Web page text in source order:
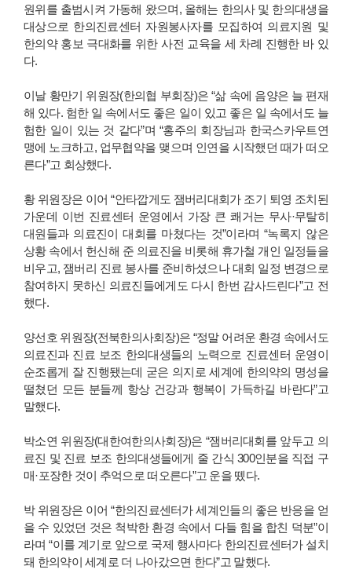
원위를 출범시켜 가동해 왔으며, 올해는 한의사 및 한의대생을
대상으로 한의진료센터 자원봉사자를 모집하여 의료지원 및
한의약 홍보 극대화를 위한 사전 교육을 세 차례 진행한 바 있
다.
이날 황만기 위원장(한의협 부회장)은 “삶 속에 음양은 늘 편재
해 있다. 험한 일 속에서도 좋은 일이 있고 좋은 일 속에서도 늘
험한 일이 있는 것 같다”며 “홍주의 회장님과 한국스카우트연
맹에 노크하고, 업무협약을 맺으며 인연을 시작했던 때가 떠오
른다”고 회상했다.
황 위원장은 이어 “안타깝게도 잼버리대회가 조기 퇴영 조치된
가운데 이번 진료센터 운영에서 가장 큰 쾌거는 무사·무탈히
대원들과 의료진이 대회를 마쳤다는 것”이라며 “녹록지 않은
상황 속에서 헌신해 준 의료진을 비롯해 휴가철 개인 일정들을
비우고, 잼버리 진료 봉사를 준비하셨으나 대회 일정 변경으로
참여하지 못하신 의료진들에게도 다시 한번 감사드린다”고 전
했다.
양선호 위원장(전북한의사회장)은 “정말 어려운 환경 속에서도
의료진과 진료 보조 한의대생들의 노력으로 진료센터 운영이
순조롭게 잘 진행됐는데 굳은 의지로 세계에 한의약의 명성을
떨쳤던 모든 분들께 항상 건강과 행복이 가득하길 바란다”고
말했다.
박소연 위원장(대한여한의사회장)은 “잼버리대회를 앞두고 의
료진 및 진료 보조 한의대생들에게 줄 간식 300인분을 직접 구
매·포장한 것이 추억으로 떠오른다”고 운을 뗐다.
박 위원장은 이어 “한의진료센터가 세계인들의 좋은 반응을 얻
을 수 있었던 것은 척박한 환경 속에서 다들 힘을 합친 덕분”이
라며 “이를 계기로 앞으로 국제 행사마다 한의진료센터가 설치
돼 한의약이 세계로 더 나아갔으면 한다”고 말했다.